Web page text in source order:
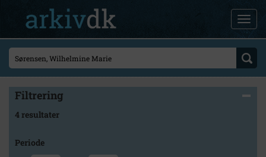
Filtrering
4 resultater
Periode